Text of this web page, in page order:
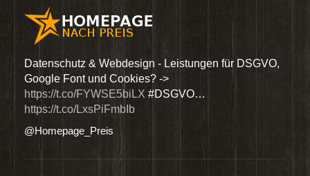
Datenschutz & Webdesign - Leistungen für DSGVO,
Google Font und Cookies? ->
https://t.co/FYWSE5biLX #DSGVO…
https://t.co/LxsPiFmbIb
@Homepage_Preis